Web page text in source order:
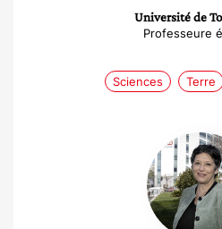
Université de
Professeure
Sciences Terre